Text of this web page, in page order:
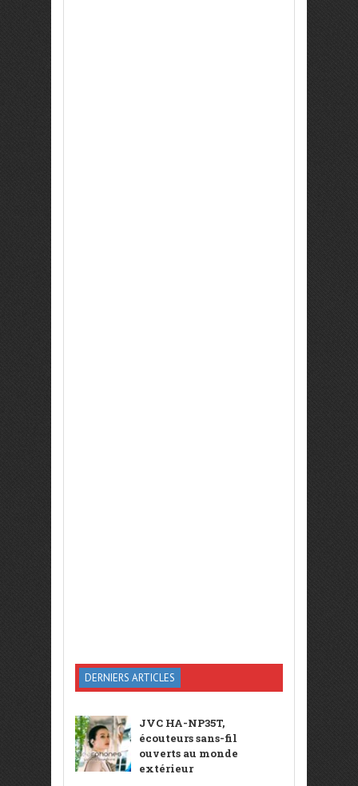
DERNIERS ARTICLES
JVC HA-NP35T,
écouteurs sans-fil
ouverts au monde
extérieur